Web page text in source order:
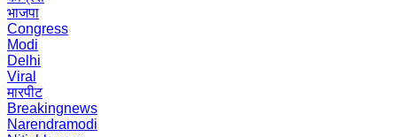
भाजपा
Congress
Modi
Delhi
Viral
मारपीट
Breakingnews
Narendramodi